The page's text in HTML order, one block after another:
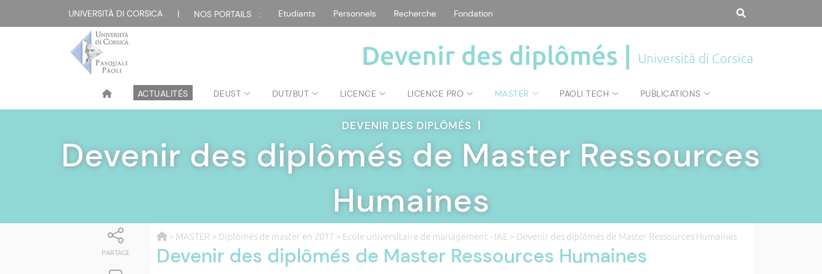
UNIVERSITÀ DI CORSICA | NOS PORTAILS : Etudiants Personnels Recherche Fondation
Devenir des diplômés | Università di Corsica
ACTUALITÉS DEUST DUT/BUT LICENCE LICENCE PRO MASTER PAOLI TECH PUBLICATIONS
DEVENIR DES DIPLÔMÉS |
Devenir des diplômés de Master Ressources
Humaines
PARTAGE
> MASTER > Diplômés de master en 2017 > Ecole universitaire de management - IAE > Devenir des diplômés de Master Ressources Humaines
Devenir des diplômés de Master Ressources Humaines